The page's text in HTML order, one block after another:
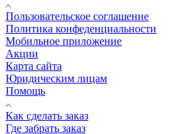
Пользовательское соглашение
Политика конфеденциальности
Мобильное приложение
Акции
Карта сайта
Юридическим лицам
Помощь
Как сделать заказ
Где забрать заказ